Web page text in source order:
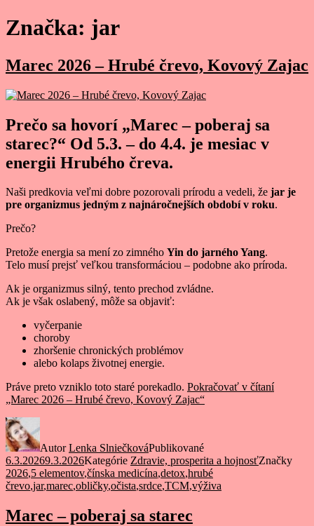
Značka: jar
Marec 2026 – Hrubé črevo, Kovový Zajac
Prečo sa hovorí „Marec – poberaj sa
starec?“ Od 5.3. – do 4.4. je mesiac v
energii Hrubého čreva.
Naši predkovia veľmi dobre pozorovali prírodu a vedeli, že jar je
pre organizmus jedným z najnáročnejších období v roku.
Prečo?
Pretože energia sa mení zo zimného Yin do jarného Yang.
Telo musí prejsť veľkou transformáciou – podobne ako príroda.
Ak je organizmus silný, tento prechod zvládne.
Ak je však oslabený, môže sa objaviť:
vyčerpanie
choroby
zhoršenie chronických problémov
alebo kolaps životnej energie.
Práve preto vzniklo toto staré porekadlo. Pokračovať v čítaní
„Marec 2026 – Hrubé črevo, Kovový Zajac“
AutorLenka SlniečkováPublikované
6.3.20269.3.2026Kategórie Zdravie, prosperita a hojnosťZnačky
2026,5 elementov,čínska medicína,detox,hrubé
črevo,jar,marec,obličky,očista,srdce,TCM,výživa
Marec – poberaj sa starec